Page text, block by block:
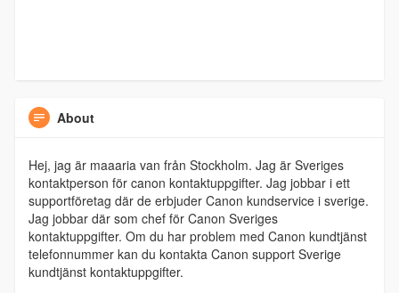
About
Hej, jag är maaaria van från Stockholm. Jag är Sveriges
kontaktperson för canon kontaktuppgifter. Jag jobbar i ett
supportföretag där de erbjuder Canon kundservice i sverige.
Jag jobbar där som chef för Canon Sveriges
kontaktuppgifter. Om du har problem med Canon kundtjänst
telefonnummer kan du kontakta Canon support Sverige
kundtjänst kontaktuppgifter.